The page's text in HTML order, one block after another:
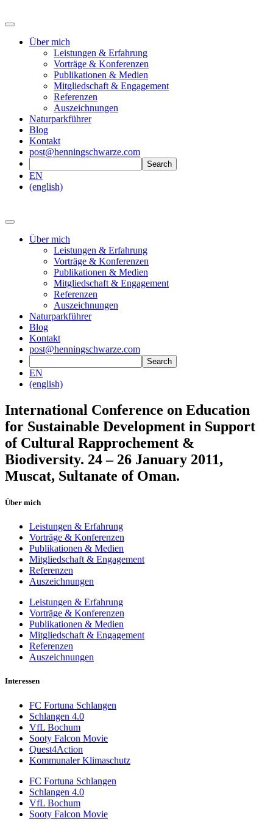
Über mich
Leistungen & Erfahrung
Vorträge & Konferenzen
Publikationen & Medien
Mitgliedschaft & Engagement
Referenzen
Auszeichnungen
Naturparkführer
Blog
Kontakt
post@henningschwarze.com
EN
(english)
Über mich
Leistungen & Erfahrung
Vorträge & Konferenzen
Publikationen & Medien
Mitgliedschaft & Engagement
Referenzen
Auszeichnungen
Naturparkführer
Blog
Kontakt
post@henningschwarze.com
EN
(english)
International Conference on Education
for Sustainable Development in Support
of Cultural Rapprochement &
Biodiversity. 24 – 26 January 2011,
Muscat, Sultanate of Oman.
Über mich
Leistungen & Erfahrung
Vorträge & Konferenzen
Publikationen & Medien
Mitgliedschaft & Engagement
Referenzen
Auszeichnungen
Leistungen & Erfahrung
Vorträge & Konferenzen
Publikationen & Medien
Mitgliedschaft & Engagement
Referenzen
Auszeichnungen
Interessen
FC Fortuna Schlangen
Schlangen 4.0
VfL Bochum
Sooty Falcon Movie
Quest4Action
Kommunaler Klimaschutz
FC Fortuna Schlangen
Schlangen 4.0
VfL Bochum
Sooty Falcon Movie